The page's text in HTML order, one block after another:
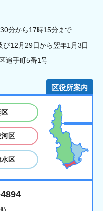
分から17時15分まで
び12月29日から翌年1月3日
追手町5番1号
区役所案内
区
河区
水区